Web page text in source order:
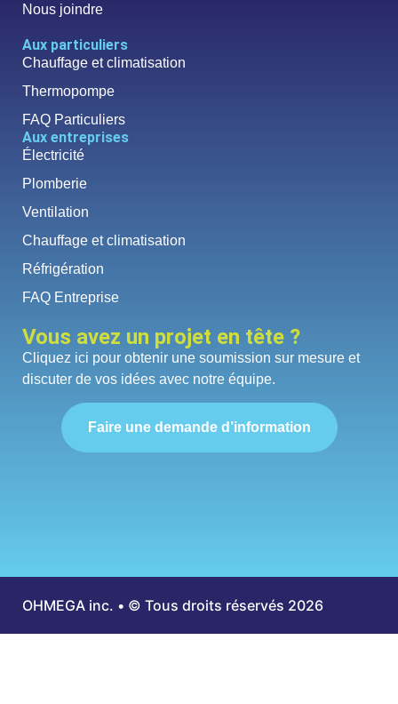
Nous joindre
Aux particuliers
Chauffage et climatisation
Thermopompe
FAQ Particuliers
Aux entreprises
Électricité
Plomberie
Ventilation
Chauffage et climatisation
Réfrigération
FAQ Entreprise
Vous avez un projet en tête ?
Cliquez ici pour obtenir une soumission sur mesure et
discuter de vos idées avec notre équipe.
Faire une demande d’information
OHMEGA inc. • © Tous droits réservés 2026